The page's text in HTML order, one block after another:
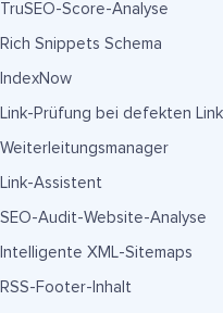
TruSEO-Score-Analyse
Rich Snippets Schema
IndexNow
Link-Prüfung bei defekten
Weiterleitungsmanager
Link-Assistent
SEO-Audit-Website-Analyse
Intelligente XML-Sitemaps
RSS-Footer-Inhalt